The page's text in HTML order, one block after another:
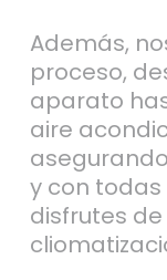
Además,
proceso,
aparato
aire
y con
disfrutes